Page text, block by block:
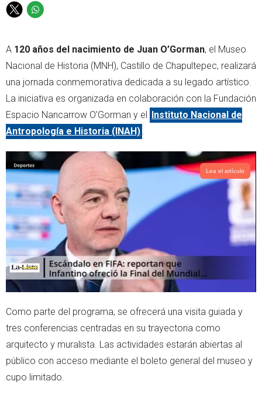
T
t
t
r
W
t
s
p
p
A 120 años del nacimiento de Juan O’Gorman, el Museo
Nacional de Historia (MNH), Castillo de Chapultepec, realizará
una jornada conmemorativa dedicada a su legado artístico.
La iniciativa es organizada en colaboración con la Fundación
Espacio Nancarrow O’Gorman y el
Instituto Nacional de
Antropología e Historia (INAH) .
Lea el artículo
Como parte del programa, se ofrecerá una visita guiada y
tres conferencias centradas en su trayectoria como
arquitecto y muralista. Las actividades estarán abiertas al
público con acceso mediante el boleto general del museo y
cupo limitado.